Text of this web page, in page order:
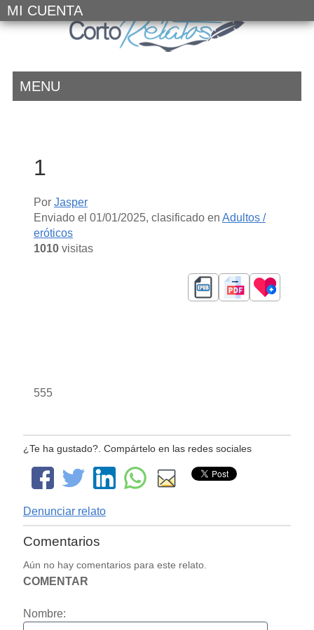
MI CUENTA
MENU
1
Por Jasper
Enviado el 01/01/2025, clasificado en Adultos /
eróticos
1010visitas
555
¿Te ha gustado?. Compártelo en las redes sociales
Denunciar relato
Comentarios
Aún no hay comentarios para este relato.
COMENTAR
Nombre: